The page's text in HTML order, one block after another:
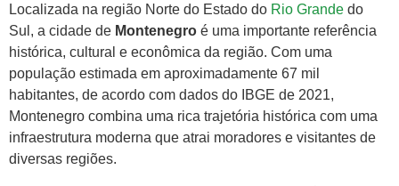
Localizada na região Norte do Estado do Rio Grande do
Sul, a cidade de Montenegro é uma importante referência
histórica, cultural e econômica da região. Com uma
população estimada em aproximadamente 67 mil
habitantes, de acordo com dados do IBGE de 2021,
Montenegro combina uma rica trajetória histórica com uma
infraestrutura moderna que atrai moradores e visitantes de
diversas regiões.